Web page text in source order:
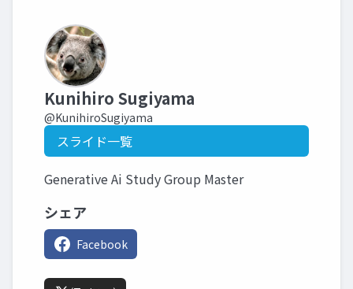
Kunihiro Sugiyama
@KunihiroSugiyama
スライド一覧
Generative Ai Study Group Master
シェア
Facebook